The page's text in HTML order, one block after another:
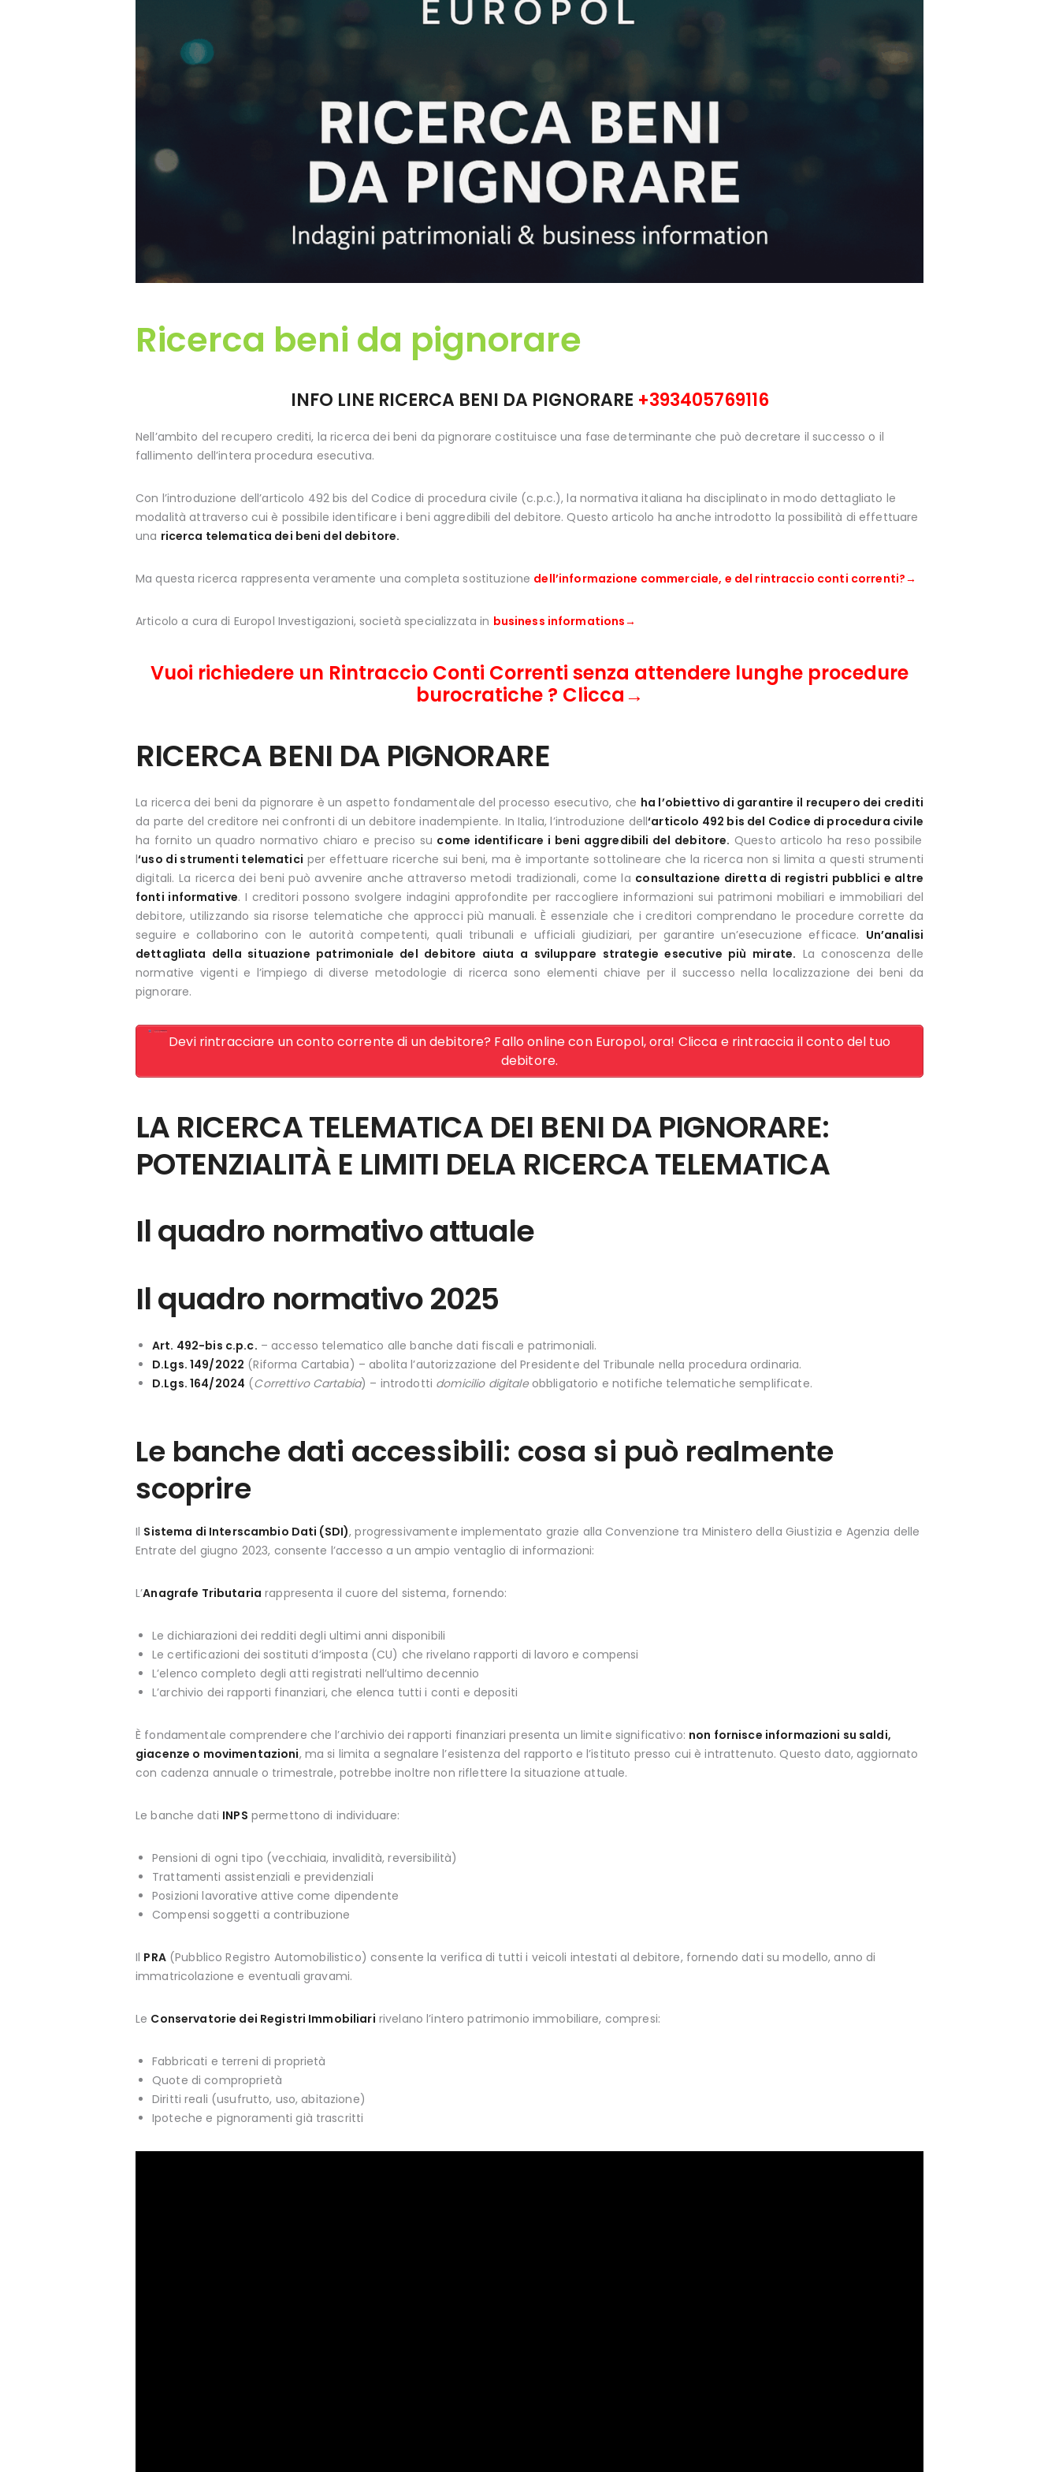
CONTATTI
SHOP
Ricerca beni da pignorare
INFO LINE RICERCA BENI DA PIGNORARE +393405769116
Nell’ambito del recupero crediti, la ricerca dei beni da pignorare costituisce una fase determinante che può decretare il successo o il
fallimento dell’intera procedura esecutiva.
Con l’introduzione dell’articolo 492 bis del Codice di procedura civile (c.p.c.), la normativa italiana ha disciplinato in modo dettagliato le
modalità attraverso cui è possibile identificare i beni aggredibili del debitore. Questo articolo ha anche introdotto la possibilità di effettuare
una ricerca telematica dei beni del debitore.
Ma questa ricerca rappresenta veramente una completa sostituzione dell’informazione commerciale, e del rintraccio conti correnti?→
Articolo a cura di Europol Investigazioni, società specializzata in business informations→
Vuoi richiedere un Rintraccio Conti Correnti senza attendere lunghe procedure
burocratiche ? Clicca→
RICERCA BENI DA PIGNORARE
La ricerca dei beni da pignorare è un aspetto fondamentale del processo esecutivo, che ha l’obiettivo di garantire il recupero dei crediti
da parte del creditore nei confronti di un debitore inadempiente. In Italia, l’introduzione dell‘articolo 492 bis del Codice di procedura civile
ha fornito un quadro normativo chiaro e preciso su come identificare i beni aggredibili del debitore. Questo articolo ha reso possibile
l‘uso di strumenti telematici per effettuare ricerche sui beni, ma è importante sottolineare che la ricerca non si limita a questi strumenti
digitali. La ricerca dei beni può avvenire anche attraverso metodi tradizionali, come la consultazione diretta di registri pubblici e altre
fonti informative. I creditori possono svolgere indagini approfondite per raccogliere informazioni sui patrimoni mobiliari e immobiliari del
debitore, utilizzando sia risorse telematiche che approcci più manuali. È essenziale che i creditori comprendano le procedure corrette da
seguire e collaborino con le autorità competenti, quali tribunali e ufficiali giudiziari, per garantire un’esecuzione efficace. Un’analisi
dettagliata della situazione patrimoniale del debitore aiuta a sviluppare strategie esecutive più mirate. La conoscenza delle
normative vigenti e l’impiego di diverse metodologie di ricerca sono elementi chiave per il successo nella localizzazione dei beni da
pignorare.
Devi rintracciare un conto corrente di un debitore? Fallo online con Europol, ora! Clicca e rintraccia il conto del tuo
debitore.
LA RICERCA TELEMATICA DEI BENI DA PIGNORARE:
POTENZIALITÀ E LIMITI DELA RICERCA TELEMATICA
Il quadro normativo attuale
Il quadro normativo 2025
Art. 492-bis c.p.c. – accesso telematico alle banche dati fiscali e patrimoniali.
D.Lgs. 149/2022 (Riforma Cartabia) – abolita l’autorizzazione del Presidente del Tribunale nella procedura ordinaria.
D.Lgs. 164/2024 (Correttivo Cartabia) – introdotti domicilio digitaleobbligatorio e notifiche telematiche semplificate.
Le banche dati accessibili: cosa si può realmente
scoprire
Il Sistema di Interscambio Dati (SDI), progressivamente implementato grazie alla Convenzione tra Ministero della Giustizia e Agenzia delle
Entrate del giugno 2023, consente l’accesso a un ampio ventaglio di informazioni:
L’Anagrafe Tributaria rappresenta il cuore del sistema, fornendo:
Le dichiarazioni dei redditi degli ultimi anni disponibili
Le certificazioni dei sostituti d’imposta (CU) che rivelano rapporti di lavoro e compensi
L’elenco completo degli atti registrati nell’ultimo decennio
L’archivio dei rapporti finanziari, che elenca tutti i conti e depositi
È fondamentale comprendere che l’archivio dei rapporti finanziari presenta un limite significativo: non fornisce informazioni su saldi,
giacenze o movimentazioni, ma si limita a segnalare l’esistenza del rapporto e l’istituto presso cui è intrattenuto. Questo dato, aggiornato
con cadenza annuale o trimestrale, potrebbe inoltre non riflettere la situazione attuale.
Le banche dati INPS permettono di individuare:
Pensioni di ogni tipo (vecchiaia, invalidità, reversibilità)
Trattamenti assistenziali e previdenziali
Posizioni lavorative attive come dipendente
Compensi soggetti a contribuzione
Il PRA(Pubblico Registro Automobilistico) consente la verifica di tutti i veicoli intestati al debitore, fornendo dati su modello, anno di
immatricolazione e eventuali gravami.
Le Conservatorie dei Registri Immobiliari rivelano l’intero patrimonio immobiliare, compresi:
Fabbricati e terreni di proprietà
Quote di comproprietà
Diritti reali (usufrutto, uso, abitazione)
Ipoteche e pignoramenti già trascritti